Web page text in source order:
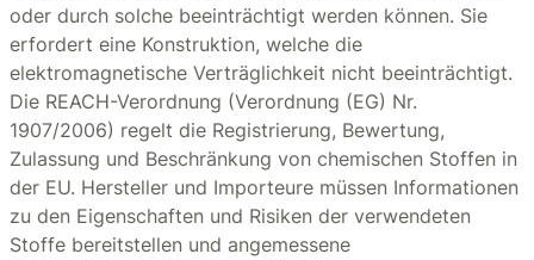
oder durch solche beeinträchtigt werden können. Sie
erfordert eine Konstruktion, welche die
elektromagnetische Verträglichkeit nicht beeinträchtigt.
Die REACH-Verordnung (Verordnung (EG) Nr.
1907/2006) regelt die Registrierung, Bewertung,
Zulassung und Beschränkung von chemischen Stoffen in
der EU. Hersteller und Importeure müssen Informationen
zu den Eigenschaften und Risiken der verwendeten
Stoffe bereitstellen und angemessene